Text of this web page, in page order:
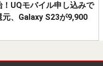
UQモバイル申し込みで
、Galaxy S23が9,900